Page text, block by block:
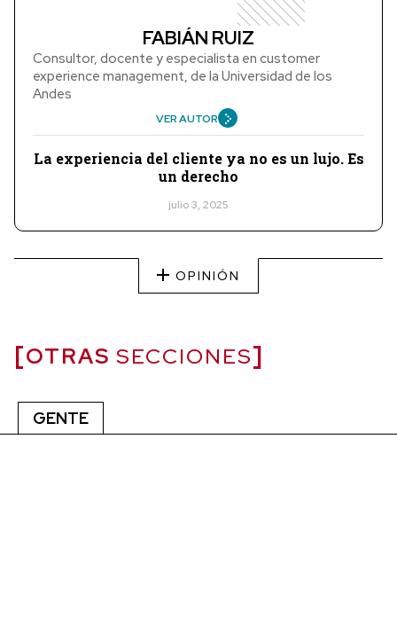
FABIÁN RUIZ
Consultor, docente y especialista en customer
experience management, de la Universidad de los
Andes
VER AUTOR
La experiencia del cliente ya no es un lujo. Es
un derecho
julio 3, 2025
OPINIÓN
OTRAS SECCIONES
GENTE